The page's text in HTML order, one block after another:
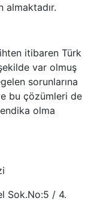
almaktadır.
itibaren Türk
var olmuş
sorunlarına
bu çözümleri de
olma
Sok.No:5 / 4.